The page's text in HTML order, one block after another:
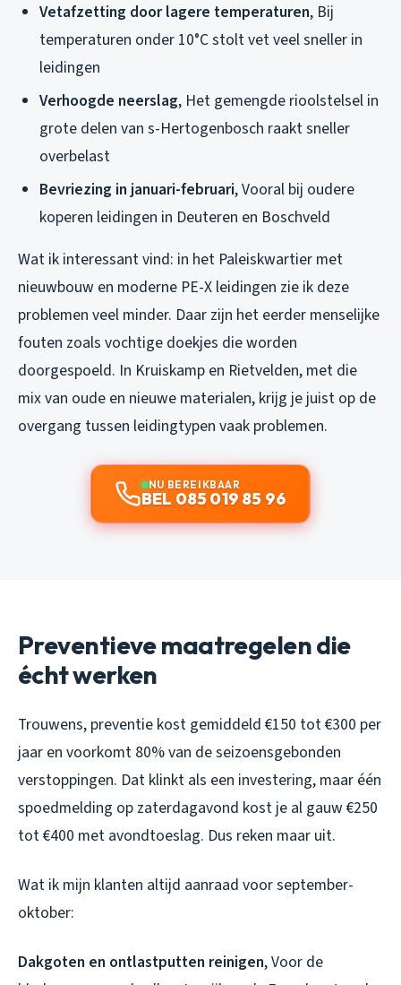
Vetafzetting door lagere temperaturen, Bij
temperaturen onder 10°C stolt vet veel sneller in
leidingen
Verhoogde neerslag, Het gemengde rioolstelsel in
grote delen van s-Hertogenbosch raakt sneller
overbelast
Bevriezing in januari-februari, Vooral bij oudere
koperen leidingen in Deuteren en Boschveld
Wat ik interessant vind: in het Paleiskwartier met
nieuwbouw en moderne PE-X leidingen zie ik deze
problemen veel minder. Daar zijn het eerder menselijke
fouten zoals vochtige doekjes die worden
doorgespoeld. In Kruiskamp en Rietvelden, met die
mix van oude en nieuwe materialen, krijg je juist op de
overgang tussen leidingtypen vaak problemen.
NU BEREIKBAAR
BEL 085 019 85 96
Preventieve maatregelen die
écht werken
Trouwens, preventie kost gemiddeld €150 tot €300 per
jaar en voorkomt 80% van de seizoensgebonden
verstoppingen. Dat klinkt als een investering, maar één
spoedmelding op zaterdagavond kost je al gauw €250
tot €400 met avondtoeslag. Dus reken maar uit.
Wat ik mijn klanten altijd aanraad voor september-
oktober:
Dakgoten en ontlastputten reinigen, Voor de